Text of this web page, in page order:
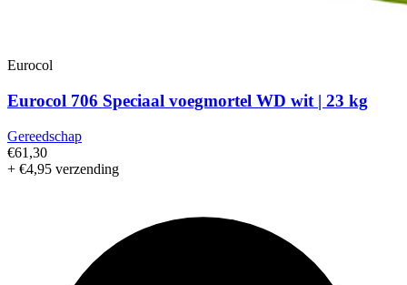
Eurocol
Eurocol 706 Speciaal voegmortel WD wit | 23 kg
Gereedschap
€61,30
+ €4,95 verzending